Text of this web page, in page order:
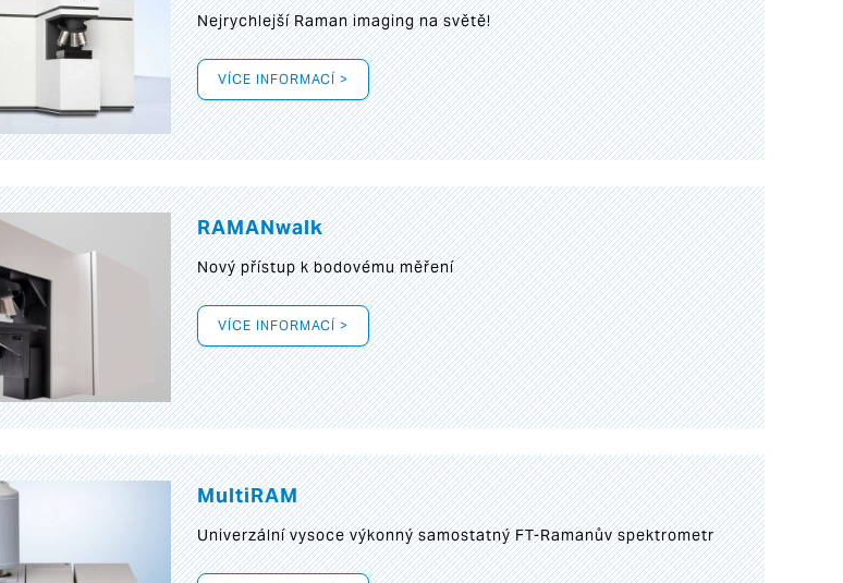
Nejrychlejší Raman imaging na světě!
VÍCE INFORMACÍ >
RAMANwalk
Nový přístup k bodovému měření
VÍCE INFORMACÍ >
MultiRAM
Univerzální vysoce výkonný samostatný FT-Ramanův spektrometr